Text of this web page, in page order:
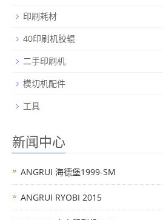
印刷耗材
40印刷机胶辊
二手印刷机
模切机配件
工具
新闻中心
ANGRUI 海德堡1999-SM
ANGRUI RYOBI 2015